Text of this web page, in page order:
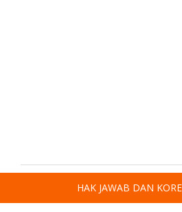
HAK JAWAB DAN